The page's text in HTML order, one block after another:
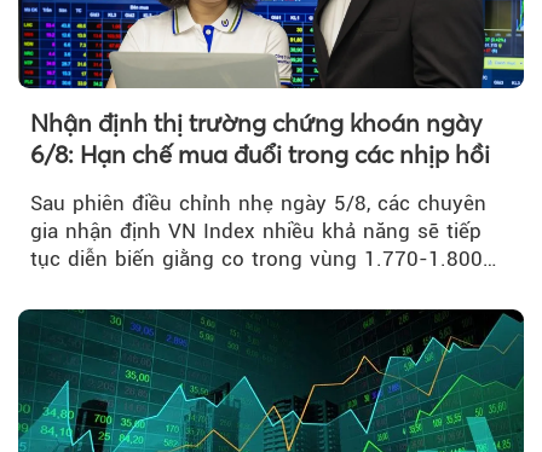
Nhận định thị trường chứng khoán ngày
6/8: Hạn chế mua đuổi trong các nhịp hồi
Sau phiên điều chỉnh nhẹ ngày 5/8, các chuyên
gia nhận định VN Index nhiều khả năng sẽ tiếp
tục diễn biến giằng co trong vùng 1.770-1.800